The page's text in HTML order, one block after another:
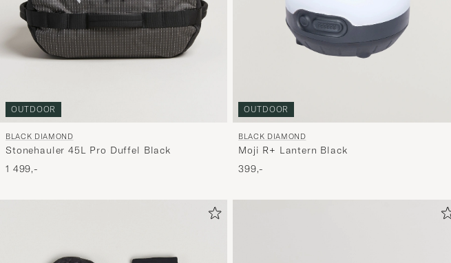
OUTDOOR
BLACK DIAMOND
Stonehauler 45L Pro Duffel Black
1 499,-
OUTDOOR
BLACK DIAMOND
Moji R+ Lantern Black
399,-